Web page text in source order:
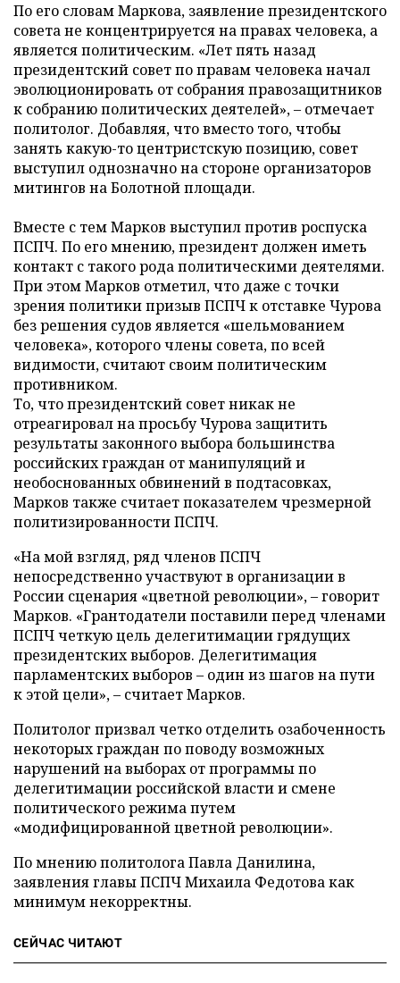
По его словам Маркова, заявление президентского
совета не концентрируется на правах человека, а
является политическим. «Лет пять назад
президентский совет по правам человека начал
эволюционировать от собрания правозащитников
к собранию политических деятелей», – отмечает
политолог. Добавляя, что вместо того, чтобы
занять какую-то центристскую позицию, совет
выступил однозначно на стороне организаторов
митингов на Болотной площади.
Вместе с тем Марков выступил против роспуска
ПСПЧ. По его мнению, президент должен иметь
контакт с такого рода политическими деятелями.
При этом Марков отметил, что даже с точки
зрения политики призыв ПСПЧ к отставке Чурова
без решения судов является «шельмованием
человека», которого члены совета, по всей
видимости, считают своим политическим
противником.
То, что президентский совет никак не
отреагировал на просьбу Чурова защитить
результаты законного выбора большинства
российских граждан от манипуляций и
необоснованных обвинений в подтасовках,
Марков также считает показателем чрезмерной
политизированности ПСПЧ.
«На мой взгляд, ряд членов ПСПЧ
непосредственно участвуют в организации в
России сценария «цветной революции», – говорит
Марков. «Грантодатели поставили перед членами
ПСПЧ четкую цель делегитимации грядущих
президентских выборов. Делегитимация
парламентских выборов – один из шагов на пути
к этой цели», – считает Марков.
Политолог призвал четко отделить озабоченность
некоторых граждан по поводу возможных
нарушений на выборах от программы по
делегитимации российской власти и смене
политического режима путем
«модифицированной цветной революции».
По мнению политолога Павла Данилина,
заявления главы ПСПЧ Михаила Федотова как
минимум некорректны.
СЕЙЧАС ЧИТАЮТ